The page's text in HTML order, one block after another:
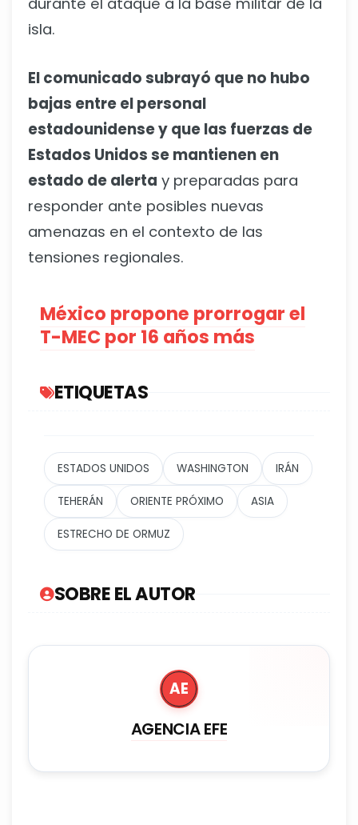
isla.
El comunicado subrayó que no hubo
bajas entre el personal
estadounidense y que las fuerzas de
Estados Unidos se mantienen en
estado de alerta y preparadas para
responder ante posibles nuevas
amenazas en el contexto de las
tensiones regionales.
México propone prorrogar el
T-MEC por 16 años más
ETIQUETAS
ESTADOS UNIDOS WASHINGTON IRÁN
TEHERÁN ORIENTE PRÓXIMO ASIA
ESTRECHO DE ORMUZ
SOBRE EL AUTOR
AE
AGENCIA EFE